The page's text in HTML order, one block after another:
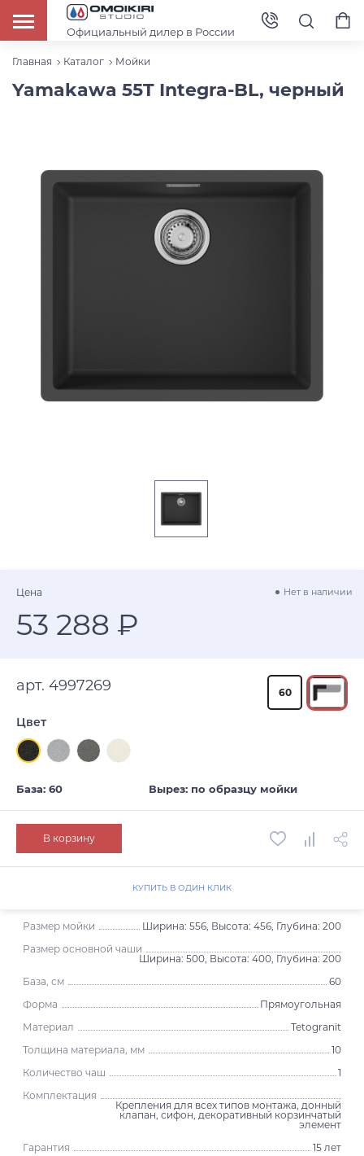
Официальный дилер в России
Главная Каталог Мойки
Yamakawa 55T Integra-BL, черный
Размер мойки
Ширина: 556, Высота: 456, Глубина: 200
Размер основной чаши
Ширина: 500, Высота: 400, Глубина: 200
База, см
60
Форма
Прямоугольная
Материал
Tetogranit
Толщина материала, мм
10
Количество чаш
1
Комплектация
Крепления для всех типов монтажа, донный
клапан, сифон, декоративный корзинчатый
элемент
Гарантия
15 лет
Цена Нет в наличии
53 288 ₽
арт. 4997269 60
Цвет
База: 60 Вырез: по образцу мойки
В корзину
КУПИТЬ В ОДИН КЛИК